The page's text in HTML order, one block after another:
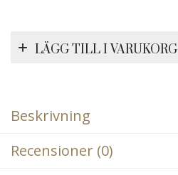
LÄGG TILL I VARUKORG
Beskrivning
Recensioner (0)